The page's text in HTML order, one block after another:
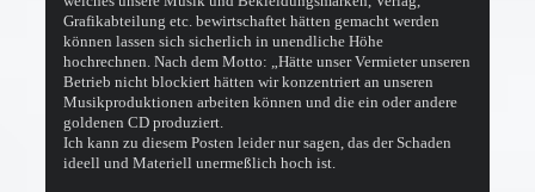
Grafikabteilung etc. bewirtschaftet hätten gemacht werden
können lassen sich sicherlich in unendliche Höhe
hochrechnen. Nach dem Motto: „Hätte unser Vermieter unseren
Betrieb nicht blockiert hätten wir konzentriert an unseren
Musikproduktionen arbeiten können und die ein oder andere
goldenen CD produziert.
Ich kann zu diesem Posten leider nur sagen, das der Schaden
ideell und Materiell unermeßlich hoch ist.